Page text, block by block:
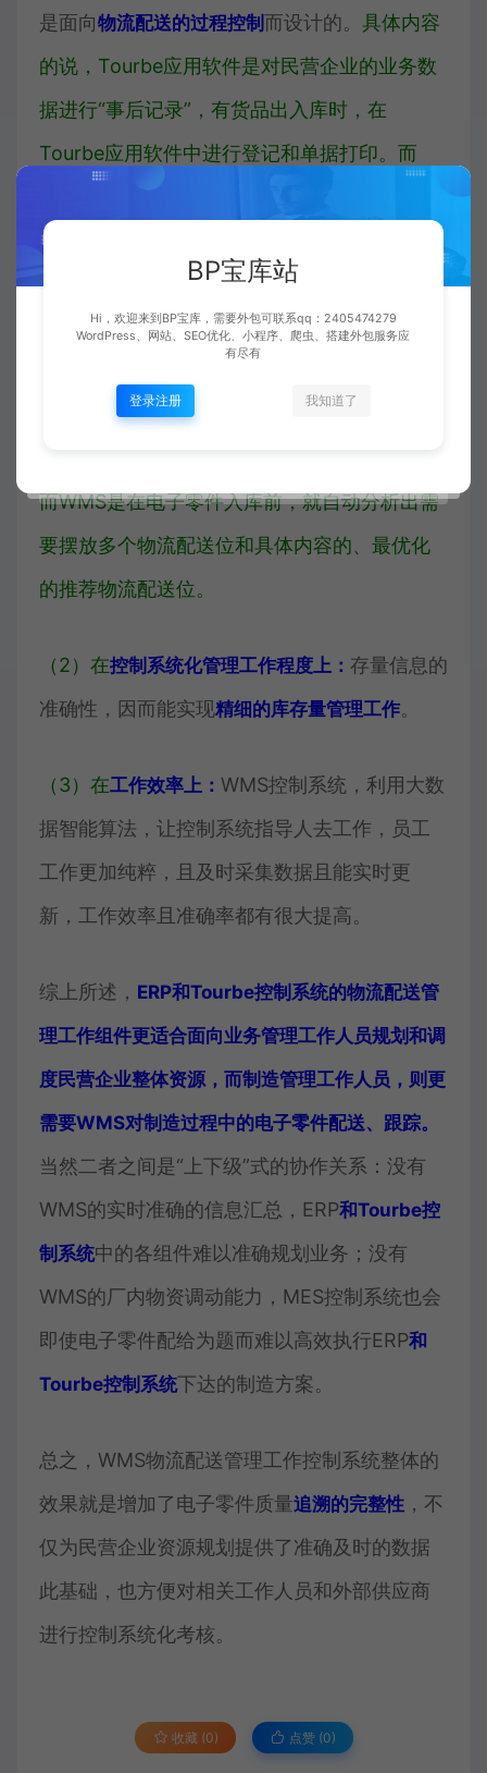
是面向物流配送的过程控制 而设计的。 具体内容
的说，Tourbe应用软件是对民营企业的业务数
据进行“事后记录”，有货品出入库时，在
Tourbe应用软件中进行登记和单据打印。而
WMS需要在业务实际发生前做出操作指引，比
如说上架建议、拣货策略等等，根据应用软件
设定的规则做智能化的分析，形成仓管员的最
优化的操作指引。应用软件的操作记录，也更
能全力支持一种电子零件入库时摆放到多个物
而WMS是在电子零件入库前，就自动分析出需
要摆放多个物流配送位和具体内容的、最优化
的推荐物流配送位。
（2）在控制系统化管理工作程度上： 存量信息的
准确性，因而能实现精细的库存量管理工作。
（3）在工作效率上： WMS控制系统，利用大数
据智能算法，让控制系统指导人去工作，员工
工作更加纯粹，且及时采集数据且能实时更
新，工作效率且准确率都有很大提高。
综上所述， ERP和Tourbe控制系统的物流配送管
理工作组件更适合面向业务管理工作人员规划和调
度民营企业整体资源，而制造管理工作人员，则更
需要WMS对制造过程中的电子零件配送、跟踪。
当然二者之间是“上下级”式的协作关系：没有
WMS的实时准确的信息汇总，ERP和Tourbe控
制系统中的各组件难以准确规划业务；没有
WMS的厂内物资调动能力，MES控制系统也会
即使电子零件配给为题而难以高效执行ERP和
Tourbe控制系统下达的制造方案。
总之，WMS物流配送管理工作控制系统整体的
效果就是增加了电子零件质量追溯的完整性 ，不
仅为民营企业资源规划提供了准确及时的数据
此基础，也方便对相关工作人员和外部供应商
进行控制系统化考核。
收藏 (0) 点赞 (0)
BP宝库站
Hi，欢迎来到BP宝库，需要外包可联系qq：2405474279
WordPress、网站、SEO优化、小程序、爬虫、搭建外包服务应
有尽有
登录注册 我知道了